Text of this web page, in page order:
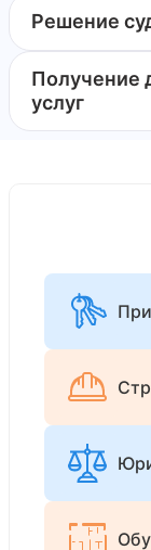
Решение
Получение
услуг